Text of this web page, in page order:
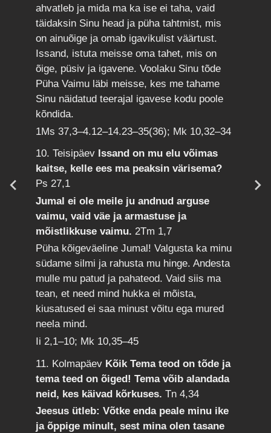
ahvatleb ja mida ma ka ise ei taha, vaid
täidaksin Sinu head ja püha tahtmist, mis
on ainuõige ja omab igavikulist väärtust.
Issand, istuta meisse oma tahet, mis on
õige, püsiv ja igavene. Voolaku Sinu tõde
Püha Vaimu läbi meisse, kes me tahame
Sinu näidatud teerajal igavese kodu poole
kõndida.
1Ms 37,3–4.12–14.23–35(36); Mk 10,32–34
10. Teisipäev Issand on mu elu võimas
kaitse, kelle ees ma peaksin värisema?
Ps 27,1
Jumal ei ole meile ju andnud arguse
vaimu, vaid väe ja armastuse ja
mõistlikkuse vaimu.2Tm 1,7
Püha kõigeväeline Jumal! Valgusta ka minu
südame silmi ja rahusta mu hinge. Andesta
mulle mu patud ja pahateod. Vaid siis ma
tean, et need mind hukka ei mõista,
kiusatused ei saa minust võitu ega mured
neela mind.
Ii 2,1–10; Mk 10,35–45
11. Kolmapäev Kõik Tema teod on tõde ja
tema teed on õiged! Tema võib alandada
neid, kes käivad kõrkuses.Tn 4,34
Jeesus ütleb: Võtke enda peale minu ike
ja õppige minult, sest mina olen tasane